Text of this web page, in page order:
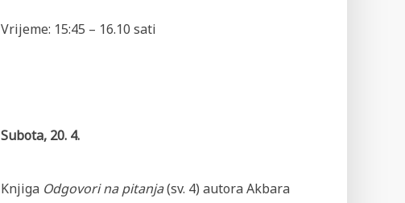
Vrijeme: 15:45 – 16.10 sati
Subota, 20. 4.
Knjiga Odgovori na pitanja(sv. 4) autora Akbara